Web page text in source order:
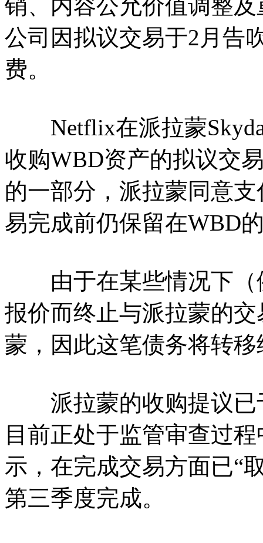
销、内容公允价值调整
公司因拟议交易于2月告
费。
Netflix在派拉蒙
收购WBD资产的拟议交
的一部分，派拉蒙同意
易完成前仍保留在WBD
由于在某些情况下（
报价而终止与派拉蒙的
蒙，因此这笔债务将转
派拉蒙的收购提议已
目前正处于监管审查过
示，在完成交易方面已“
第三季度完成。